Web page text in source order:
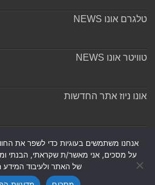
טלגרם אונו NEWS
טוויטר אונו NEWS
אונו ניוז אתר החדשות
אנחנו משתמשים בעוגיות כדי לשפר את
על מסכים, אני מאשר/ת שקראתי, הבנתי
של האתר ולעיבוד המידע